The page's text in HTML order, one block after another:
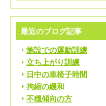
最近のブログ記事
施設での運動訓練
立ち上がり訓練
日中の車椅子時間
拘縮の緩和
不穏傾向の方